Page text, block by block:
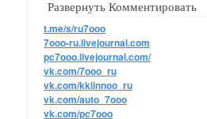
Развернуть Комментировать
t.me/s/ru7ooo
7ooo-ru.livejournal.com
pc7ooo.livejournal.com/
vk.com/7ooo_ru
vk.com/kkiinnoo_ru
vk.com/auto_7ooo
vk.com/pc7ooo